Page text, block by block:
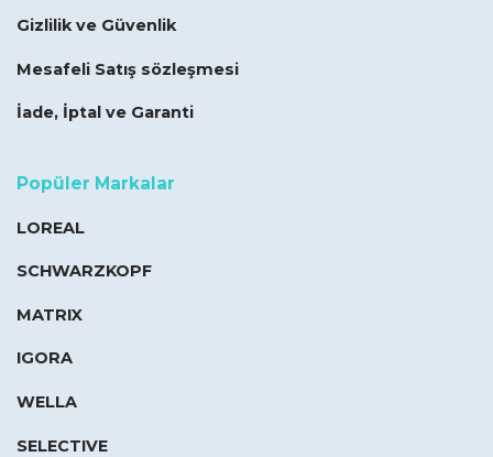
Gizlilik ve Güvenlik
Mesafeli Satış sözleşmesi
İade, İptal ve Garanti
Popüler Markalar
LOREAL
SCHWARZKOPF
MATRIX
IGORA
WELLA
SELECTIVE